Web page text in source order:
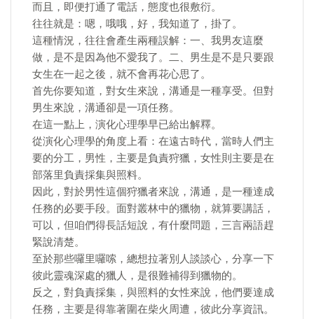
而且，即便打通了電話，態度也很敷衍。
往往就是：嗯，哦哦，好，我知道了，掛了。
這種情況，往往會產生兩種誤解：一、我男友這麼
做，是不是因為他不愛我了。二、男生是不是只要跟
女生在一起之後，就不會再花心思了。
首先你要知道，對女生來說，溝通是一種享受。但對
男生來說，溝通卻是一項任務。
在這一點上，演化心理學早已給出解釋。
從演化心理學的角度上看：在遠古時代，當時人們主
要的分工，男性，主要是負責狩獵，女性則主要是在
部落里負責採集與照料。
因此，對於男性這個狩獵者來說，溝通，是一種達成
任務的必要手段。面對叢林中的獵物，就算要講話，
可以，但咱們得長話短說，有什麼問題，三言兩語趕
緊說清楚。
至於那些囉里囉嗦，總想拉著別人談談心，分享一下
彼此靈魂深處的獵人，是很難補得到獵物的。
反之，對負責採集，與照料的女性來說，他們要達成
任務，主要是得靠著圍在柴火周遭，彼此分享資訊。